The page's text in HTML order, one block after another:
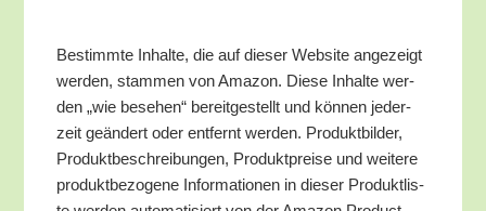
Bestimm­te Inhal­te, die auf die­ser Web­site ange­zeigt
wer­den, stam­men von Ama­zon. Die­se Inhal­te wer­
den „wie bese­hen“ bereit­ge­stellt und kön­nen jeder­
zeit geän­dert oder ent­fernt wer­den. Pro­dukt­bil­der,
Pro­dukt­be­schrei­bun­gen, Pro­dukt­prei­se und wei­te­re
pro­dukt­be­zo­ge­ne Infor­ma­tio­nen in die­ser Pro­dukt­lis­